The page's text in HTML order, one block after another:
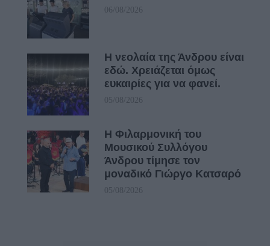
06/08/2026
Η νεολαία της Άνδρου είναι
εδώ. Χρειάζεται όμως
ευκαιρίες για να φανεί.
05/08/2026
Η Φιλαρμονική του
Μουσικού Συλλόγου
Άνδρου τίμησε τον
μοναδικό Γιώργο Κατσαρό
05/08/2026